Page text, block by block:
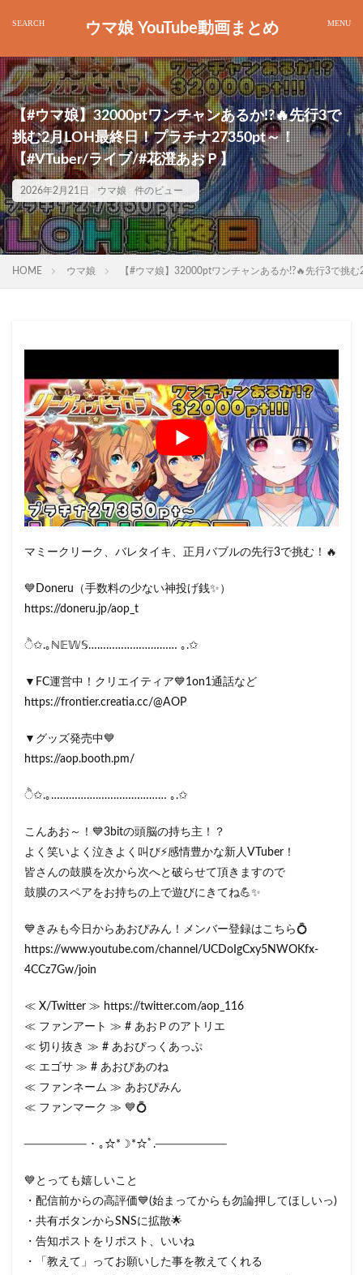
ウマ娘 YouTube動画まとめ
【#ウマ娘】32000ptワンチャンあるか!?🔥先行3で
挑む2月LOH最終日！プラチナ27350pt～！
【#VTuber/ライブ/#花澄あおＰ】
2026年2月21日 ウマ娘 件のビュー
HOME ウマ娘 【#ウマ娘】32000ptワンチャンあるか!?🔥先行3で挑
マミークリーク、バレタイキ、正月バブルの先行3で挑む！🔥
💙Doneru（手数料の少ない神投げ銭✨）
https://doneru.jp/aop_t
ੈ✩.｡ℕ𝔼𝕎𝕊………………………… ｡.✩
▼FC運営中！クリエイティア💙1on1通話など
https://frontier.creatia.cc/@AOP
▼グッズ発売中💙
https://aop.booth.pm/
ੈ✩.｡………………………………… ｡.✩
こんあお～！💙3bitの頭脳の持ち主！？
よく笑いよく泣きよく叫び⚡感情豊かな新人VTuber！
皆さんの鼓膜を次から次へと破らせて頂きますので
鼓膜のスペアをお持ちの上で遊びにきてね💪✨
💙きみも今日からあおぴみん！メンバー登録はこちら💍
https://www.youtube.com/channel/UCDoIgCxy5NWOKfx-
4CCz7Gw/join
≪ X/Twitter ≫ https://twitter.com/aop_116
≪ ファンアート ≫ # あおＰのアトリエ
≪ 切り抜き ≫ # あおぴっくあっぷ
≪ エゴサ ≫ # あおぴあのね
≪ ファンネーム ≫ あおぴみん
≪ ファンマーク ≫ 💙💍
─────── ･ ｡☆*☽*☆ﾟ.────────
💙とっても嬉しいこと
・配信前からの高評価💙(始まってからも勿論押してほしいっ)
・共有ボタンからSNSに拡散🌟
・告知ポストをリポスト、いいね
・「教えて」ってお願いした事を教えてくれる